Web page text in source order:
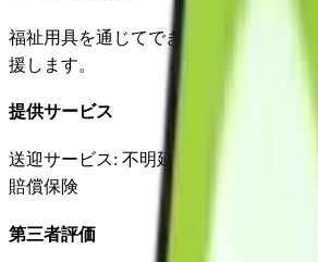
福祉用具を通じてできることを増やし
援します。
提供サービス
送迎サービス: 不明延長サービス
賠償保険
第三者評価